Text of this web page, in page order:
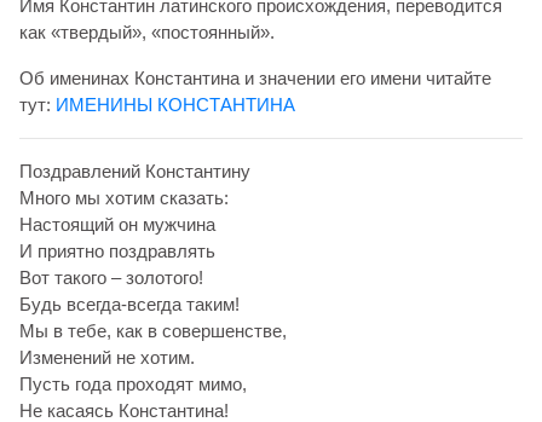
Имя Константин латинского происхождения, переводится
как «твердый», «постоянный».
Об именинах Константина и значении его имени читайте
тут: ИМЕНИНЫ КОНСТАНТИНА
Поздравлений Константину
Много мы хотим сказать:
Настоящий он мужчина
И приятно поздравлять
Вот такого – золотого!
Будь всегда-всегда таким!
Мы в тебе, как в совершенстве,
Изменений не хотим.
Пусть года проходят мимо,
Не касаясь Константина!